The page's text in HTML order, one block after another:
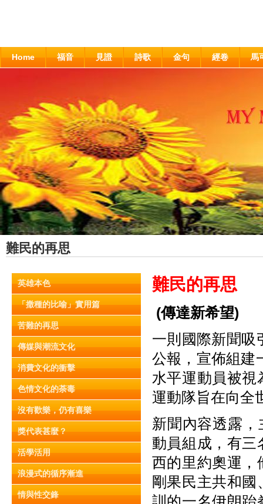
Home 福音 見證 詩歌 金句 經卷 馬
難民的再思
英雄本色
「撒種的比喻」實用篇
苦難的再思
傳媒與潮流文化
消費文化的衝擊
色情文化的荼毒
沒有歡樂，仍有喜樂
獎代表甚麼？
活學活用
浪漫式的循序漸進
情與性交鋒
難民的再思
(傳達新希望)
一則國際新聞吸
公報，宣佈組建
水平運動員被視
運動隊旨在向全
新聞內容透露
動員組成，有三
西的里約奧運，
剛果民主共和